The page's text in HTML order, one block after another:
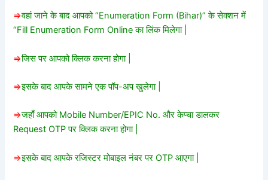
=>वहां जाने के बाद आपको “Enumeration Form (Bihar)” के सेक्शन में
“Fill Enumeration Form Online का लिंक मिलेगा |
=>जिस पर आपको क्लिक करना होगा |
=>इसके बाद आपके सामने एक पॉप-अप खुलेगा |
=>जहाँ आपको Mobile Number/EPIC No. और केप्चा डालकर
Request OTP पर क्लिक करना होगा |
=>इसके बाद आपके रजिस्टर मोबाइल नंबर पर OTP आएगा |